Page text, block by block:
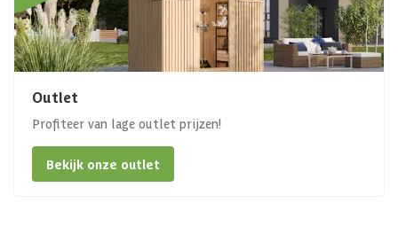
Outlet
Profiteer van lage outlet prijzen!
Bekijk onze outlet